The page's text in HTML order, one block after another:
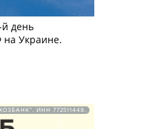
день
Украине.
ИНН 772511448.